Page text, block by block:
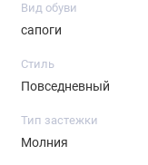
Вид обуви
сапоги
Стиль
Повседневный
Тип застежки
Молния